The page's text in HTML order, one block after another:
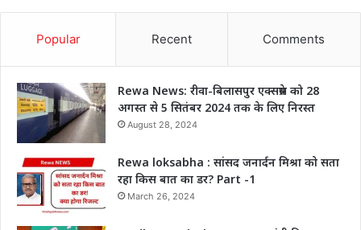
Popular Recent Comments
Rewa News: रीवा-बिलासपुर एक्सप्रेस को 28
अगस्त से 5 सितंबर 2024 तक के लिए निरस्त
August 28, 2024
Rewa loksabha : सांसद जनार्दन मिश्रा को सता
रहा किस बात का डर? Part -1
March 26, 2024